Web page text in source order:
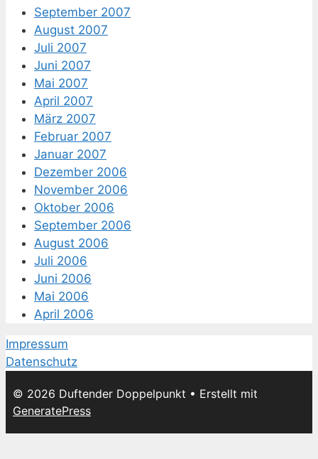
September 2007
August 2007
Juli 2007
Juni 2007
Mai 2007
April 2007
März 2007
Februar 2007
Januar 2007
Dezember 2006
November 2006
Oktober 2006
September 2006
August 2006
Juli 2006
Juni 2006
Mai 2006
April 2006
Impressum
Datenschutz
© 2026 Duftender Doppelpunkt • Erstellt mit
GeneratePress